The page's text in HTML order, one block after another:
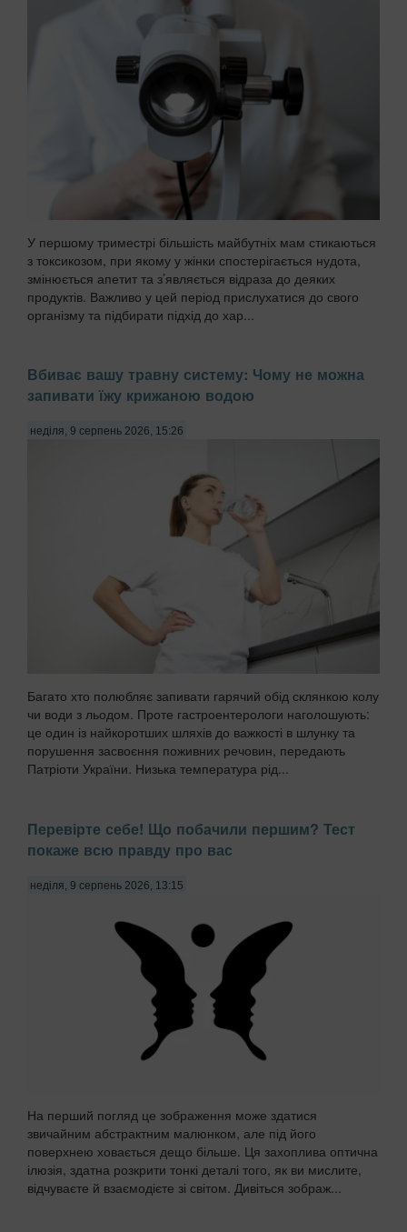
У першому триместрі більшість майбутніх мам стикаються
з токсикозом, при якому у жінки спостерігається нудота,
змінюється апетит та з’являється відраза до деяких
продуктів. Важливо у цей період прислухатися до свого
організму та підбирати підхід до хар...
Вбиває вашу травну систему: Чому не можна
запивати їжу крижаною водою
неділя, 9 серпень 2026, 15:26
Багато хто полюбляє запивати гарячий обід склянкою колу
чи води з льодом. Проте гастроентерологи наголошують:
це один із найкоротших шляхів до важкості в шлунку та
порушення засвоєння поживних речовин, передають
Патріоти України. Низька температура рід...
Перевірте себе! Що побачили першим? Тест
покаже всю правду про вас
неділя, 9 серпень 2026, 13:15
На перший погляд це зображення може здатися
звичайним абстрактним малюнком, але під його
поверхнею ховається дещо більше. Ця захоплива оптична
ілюзія, здатна розкрити тонкі деталі того, як ви мислите,
відчуваєте й взаємодієте зі світом. Дивіться зображ...